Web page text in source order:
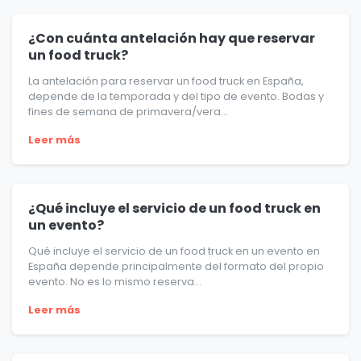
¿Con cuánta antelación hay que reservar
un food truck?
La antelación para reservar un food truck en España,
depende de la temporada y del tipo de evento. Bodas y
fines de semana de primavera/vera...
Leer más
¿Qué incluye el servicio de un food truck en
un evento?
Qué incluye el servicio de un food truck en un evento en
España depende principalmente del formato del propio
evento. No es lo mismo reserva...
Leer más